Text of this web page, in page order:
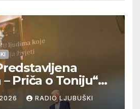
Grljevići završili
Priča o Toniju“
Hercega
RADIO LJUBUŠKI